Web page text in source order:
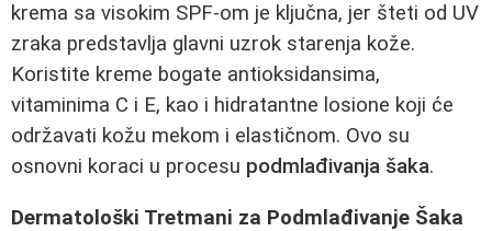
krema sa visokim SPF-om je ključna, jer šteti od UV
zraka predstavlja glavni uzrok starenja kože.
Koristite kreme bogate antioksidansima,
vitaminima C i E, kao i hidratantne losione koji će
održavati kožu mekom i elastičnom. Ovo su
osnovni koraci u procesu podmlađivanja šaka.
Dermatološki Tretmani za Podmlađivanje Šaka